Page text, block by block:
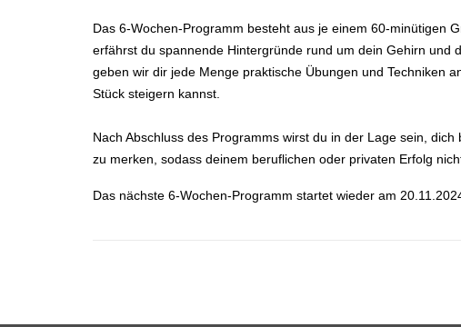
Das 6-Wochen-Programm besteht aus je einem 60-minütigen
erfährst du spannende Hintergründe rund um dein Gehirn und
geben wir dir jede Menge praktische Übungen und Techniken
Stück steigern kannst.
Nach Abschluss des Programms wirst du in der Lage sein,
zu merken, sodass deinem beruflichen oder privaten Erfolg
Das nächste 6-Wochen-Programm startet wieder am